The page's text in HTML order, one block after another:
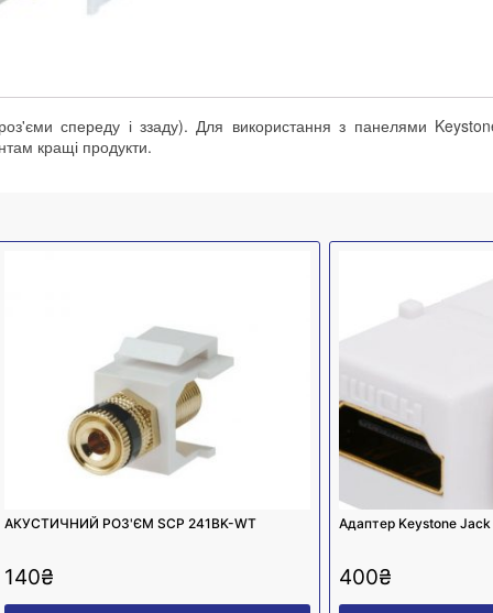
спереду і ззаду). Для використання з панелями
кращі продукти.
АКУСТИЧНИЙ РОЗ'ЄМ SCP 241BK-WT
140₴
Адаптер Keystone Jack
400₴